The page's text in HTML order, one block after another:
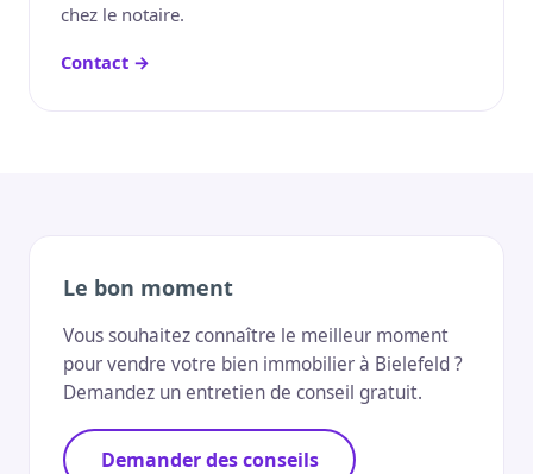
chez le notaire.
Contact →
Le bon moment
Vous souhaitez connaître le meilleur moment
pour vendre votre bien immobilier à Bielefeld ?
Demandez un entretien de conseil gratuit.
Demander des conseils